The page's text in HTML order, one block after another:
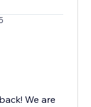
We are